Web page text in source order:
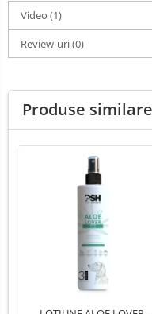
Video (1)
Review-uri(0)
Produse similare